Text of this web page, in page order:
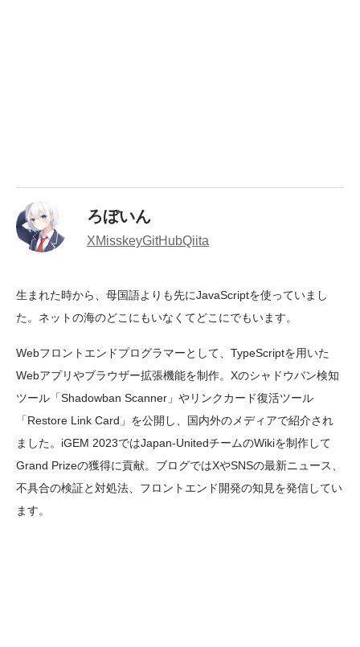
ろぼいん
XMisskeyGitHubQiita
生まれた時から、母国語よりも先にJavaScriptを使っていまし
た。ネットの海のどこにもいなくてどこにでもいます。
Webフロントエンドプログラマーとして、TypeScriptを用いた
Webアプリやブラウザー拡張機能を制作。Xのシャドウバン検知
ツール「Shadowban Scanner」やリンクカード復活ツール
「Restore Link Card」を公開し、国内外のメディアで紹介され
ました。iGEM 2023ではJapan-UnitedチームのWikiを制作して
Grand Prizeの獲得に貢献。ブログではXやSNSの最新ニュース、
不具合の検証と対処法、フロントエンド開発の知見を発信してい
ます。